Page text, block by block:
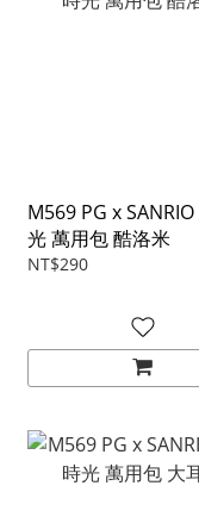
M569 PG x
光 萬用包 酷洛米
NT$290